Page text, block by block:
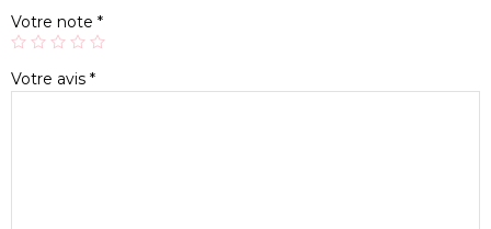
Votre note *
Votre avis *